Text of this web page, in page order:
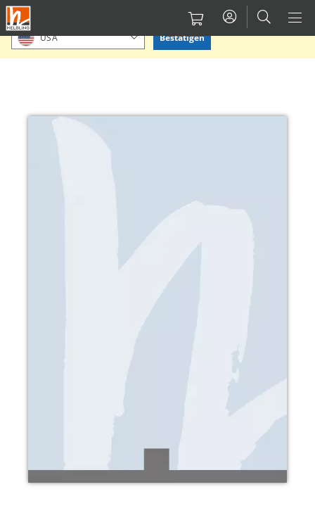
Direkt
zum
Inhalt
Bitte Standort bestätigen oder einen anderen auswählen.
USA Bestätigen